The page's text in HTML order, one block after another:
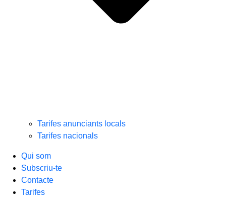
Tarifes anunciants locals
Tarifes nacionals
Qui som
Subscriu-te
Contacte
Tarifes